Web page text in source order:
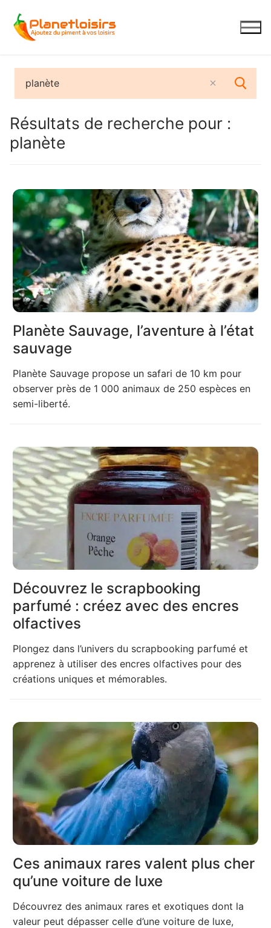
contenu
Résultats de recherche pour :
planète
Planète Sauvage, l’aventure à l’état
sauvage
Planète Sauvage propose un safari de 10 km pour
observer près de 1 000 animaux de 250 espèces en
semi-liberté.
Découvrez le scrapbooking
parfumé : créez avec des encres
olfactives
Plongez dans l’univers du scrapbooking parfumé et
apprenez à utiliser des encres olfactives pour des
créations uniques et mémorables.
Ces animaux rares valent plus cher
qu’une voiture de luxe
Découvrez des animaux rares et exotiques dont la
valeur peut dépasser celle d’une voiture de luxe,